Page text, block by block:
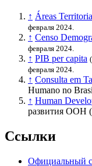
↑ Áreas
февраля 2024.
↑ Censo
февраля 2024.
↑ PIB per capita
февраля 2024.
↑ Consulta em
Humano no
↑ Human
развития ООН
Ссылки
Официальный